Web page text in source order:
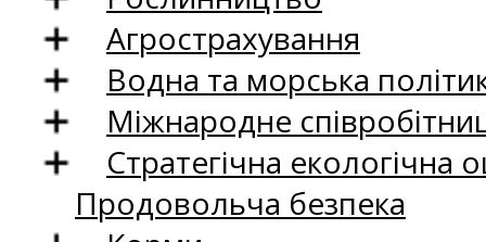
Агрострахування
Водна та морська
Міжнародне
Стратегічна екологічна
Продовольча безпека